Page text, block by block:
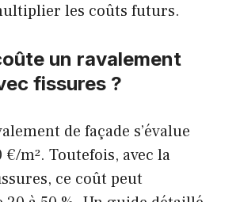
les coûts futurs.
un ravalement
fissures ?
de façade s’évalue
m². Toutefois, avec la
ce coût peut